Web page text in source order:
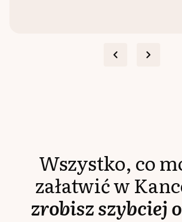
Wszystko, co
załatwić w
zrobisz szybciej